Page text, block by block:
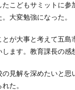
こどもサミットに参
大変勉強になった。
が大事と考えて五島
ます。教育課長の感
見解を深めたいと思
た。